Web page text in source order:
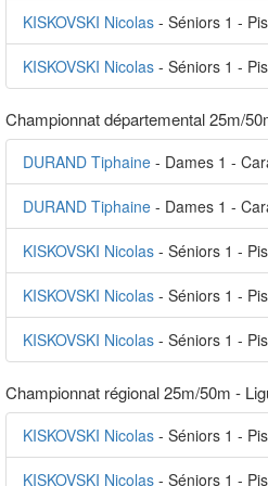
KISKOVSKI Nicolas - Séniors 1 -
KISKOVSKI Nicolas - Séniors 1 -
Championnat départemental 25m/
DURAND Tiphaine - Dames 1 -
DURAND Tiphaine - Dames 1 -
KISKOVSKI Nicolas - Séniors 1 -
KISKOVSKI Nicolas - Séniors 1 -
KISKOVSKI Nicolas - Séniors 1 -
Championnat régional 25m/50m -
KISKOVSKI Nicolas - Séniors 1 -
KISKOVSKI Nicolas - Séniors 1 -